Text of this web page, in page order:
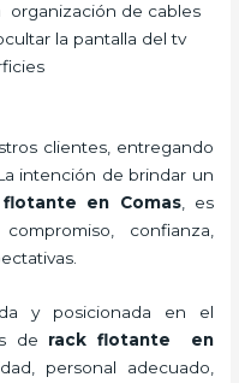
organización de cables
la pantalla del tv
clientes, entregando
intención de brindar un
flotante en Comas, es
confianza,
y posicionada en el
de rack flotante en
personal adecuado,